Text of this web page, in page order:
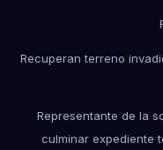
Recuperan terreno
Representante de la
culminar expediente